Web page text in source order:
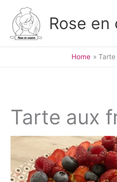
content
Rose en
Home Tarte
Tarte aux